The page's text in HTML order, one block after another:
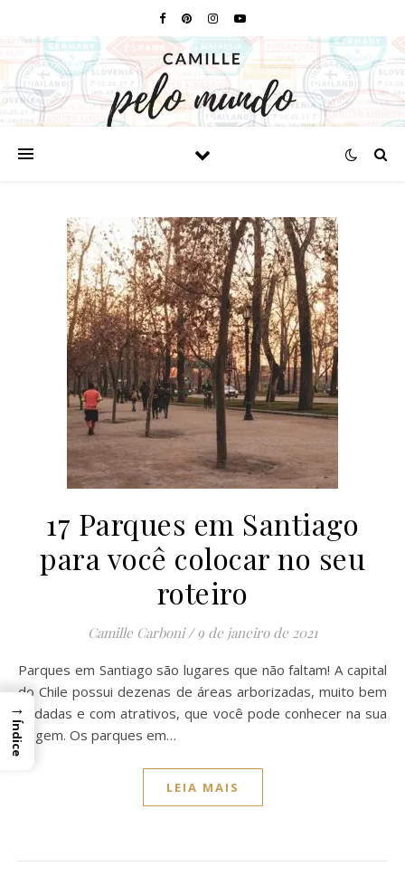
17 Parques em Santiago
para você colocar no seu
roteiro
Camille Carboni / 9 de janeiro de 2021
Parques em Santiago são lugares que não faltam! A capital
do Chile possui dezenas de áreas arborizadas, muito bem
cuidadas e com atrativos, que você pode conhecer na sua
viagem. Os parques em…
LEIA MAIS
→
Índice